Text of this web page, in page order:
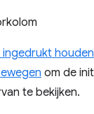
ingedrukt
om de
te bekijken.